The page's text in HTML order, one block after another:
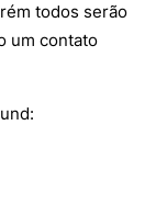
todos serão
um contato